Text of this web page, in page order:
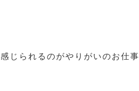
じられるのがやりがいのお仕事